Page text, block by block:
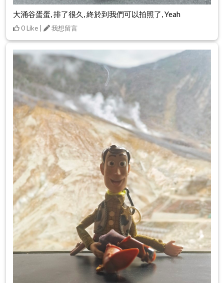
大涌谷蛋蛋, 排了很久, 終於到我們可以拍照了, Yeah
0 Like | 我想留言